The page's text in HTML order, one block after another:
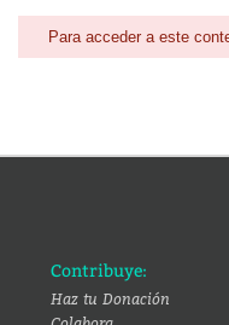
Para acceder a este
Contribuye:
Haz tu Donación